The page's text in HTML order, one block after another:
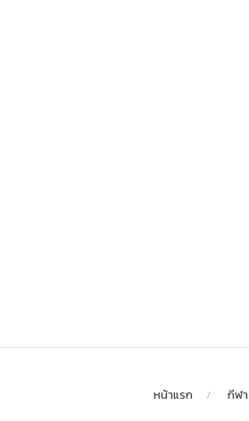
หน้าแรก กีฬา